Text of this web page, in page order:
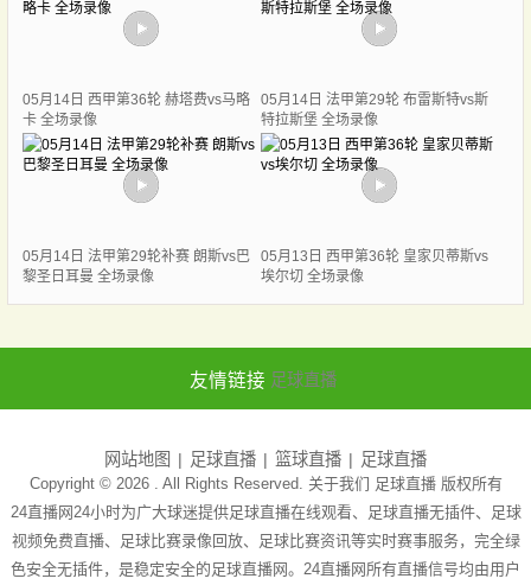
05月14日 西甲第36轮 赫塔费vs马略
卡 全场录像
05月14日 法甲第29轮 布雷斯特vs斯
特拉斯堡 全场录像
05月14日 法甲第29轮补赛 朗斯vs巴
黎圣日耳曼 全场录像
05月13日 西甲第36轮 皇家贝蒂斯vs
埃尔切 全场录像
友情链接 足球直播
网站地图 足球直播 篮球直播 足球直播
Copyright © 2026 . All Rights Reserved. 关于我们 足球直播版权所有
24直播网24小时为广大球迷提供足球直播在线观看、足球直播无插件、足球
视频免费直播、足球比赛录像回放、足球比赛资讯等实时赛事服务，完全绿
色安全无插件，是稳定安全的足球直播网。24直播网所有直播信号均由用户